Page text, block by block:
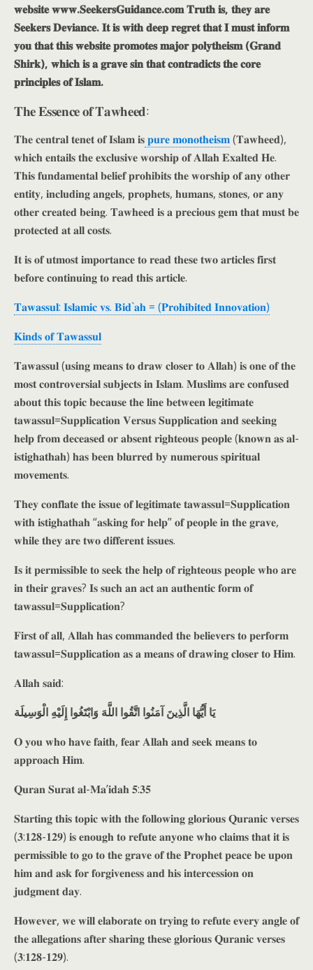
𝐰𝐞𝐛𝐬𝐢𝐭𝐞 𝐰𝐰𝐰.𝐒𝐞𝐞𝐤𝐞𝐫𝐬𝐆𝐮𝐢𝐝𝐚𝐧𝐜𝐞.𝐜𝐨𝐦 𝐓𝐫𝐮𝐭𝐡 𝐢𝐬, 𝐭𝐡𝐞𝐲 𝐚𝐫𝐞
𝐒𝐞𝐞𝐤𝐞𝐫𝐬 𝐃𝐞𝐯𝐢𝐚𝐧𝐜𝐞. 𝐈𝐭 𝐢𝐬 𝐰𝐢𝐭𝐡 𝐝𝐞𝐞𝐩 𝐫𝐞𝐠𝐫𝐞𝐭 𝐭𝐡𝐚𝐭 𝐈 𝐦𝐮𝐬𝐭 𝐢𝐧𝐟𝐨𝐫𝐦
𝐲𝐨𝐮 𝐭𝐡𝐚𝐭 𝐭𝐡𝐢𝐬 𝐰𝐞𝐛𝐬𝐢𝐭𝐞 𝐩𝐫𝐨𝐦𝐨𝐭𝐞𝐬 𝐦𝐚𝐣𝐨𝐫 𝐩𝐨𝐥𝐲𝐭𝐡𝐞𝐢𝐬𝐦 (𝐆𝐫𝐚𝐧𝐝
𝐒𝐡𝐢𝐫𝐤), 𝐰𝐡𝐢𝐜𝐡 𝐢𝐬 𝐚 𝐠𝐫𝐚𝐯𝐞 𝐬𝐢𝐧 𝐭𝐡𝐚𝐭 𝐜𝐨𝐧𝐭𝐫𝐚𝐝𝐢𝐜𝐭𝐬 𝐭𝐡𝐞 𝐜𝐨𝐫𝐞
𝐩𝐫𝐢𝐧𝐜𝐢𝐩𝐥𝐞𝐬 𝐨𝐟 𝐈𝐬𝐥𝐚𝐦.
𝐓𝐡𝐞 𝐄𝐬𝐬𝐞𝐧𝐜𝐞 𝐨𝐟 𝐓𝐚𝐰𝐡𝐞𝐞𝐝:
𝐓𝐡𝐞 𝐜𝐞𝐧𝐭𝐫𝐚𝐥 𝐭𝐞𝐧𝐞𝐭 𝐨𝐟 𝐈𝐬𝐥𝐚𝐦 𝐢𝐬𝐩𝐮𝐫𝐞 𝐦𝐨𝐧𝐨𝐭𝐡𝐞𝐢𝐬𝐦(𝐓𝐚𝐰𝐡𝐞𝐞𝐝),
𝐰𝐡𝐢𝐜𝐡 𝐞𝐧𝐭𝐚𝐢𝐥𝐬 𝐭𝐡𝐞 𝐞𝐱𝐜𝐥𝐮𝐬𝐢𝐯𝐞 𝐰𝐨𝐫𝐬𝐡𝐢𝐩 𝐨𝐟 𝐀𝐥𝐥𝐚𝐡 𝐄𝐱𝐚𝐥𝐭𝐞𝐝 𝐇𝐞.
𝐓𝐡𝐢𝐬 𝐟𝐮𝐧𝐝𝐚𝐦𝐞𝐧𝐭𝐚𝐥 𝐛𝐞𝐥𝐢𝐞𝐟 𝐩𝐫𝐨𝐡𝐢𝐛𝐢𝐭𝐬 𝐭𝐡𝐞 𝐰𝐨𝐫𝐬𝐡𝐢𝐩 𝐨𝐟 𝐚𝐧𝐲 𝐨𝐭𝐡𝐞𝐫
𝐞𝐧𝐭𝐢𝐭𝐲, 𝐢𝐧𝐜𝐥𝐮𝐝𝐢𝐧𝐠 𝐚𝐧𝐠𝐞𝐥𝐬, 𝐩𝐫𝐨𝐩𝐡𝐞𝐭𝐬, 𝐡𝐮𝐦𝐚𝐧𝐬, 𝐬𝐭𝐨𝐧𝐞𝐬, 𝐨𝐫 𝐚𝐧𝐲
𝐨𝐭𝐡𝐞𝐫 𝐜𝐫𝐞𝐚𝐭𝐞𝐝 𝐛𝐞𝐢𝐧𝐠. 𝐓𝐚𝐰𝐡𝐞𝐞𝐝 𝐢𝐬 𝐚 𝐩𝐫𝐞𝐜𝐢𝐨𝐮𝐬 𝐠𝐞𝐦 𝐭𝐡𝐚𝐭 𝐦𝐮𝐬𝐭 𝐛𝐞
𝐩𝐫𝐨𝐭𝐞𝐜𝐭𝐞𝐝 𝐚𝐭 𝐚𝐥𝐥 𝐜𝐨𝐬𝐭𝐬.
𝐈𝐭 𝐢𝐬 𝐨𝐟 𝐮𝐭𝐦𝐨𝐬𝐭 𝐢𝐦𝐩𝐨𝐫𝐭𝐚𝐧𝐜𝐞 𝐭𝐨 𝐫𝐞𝐚𝐝 𝐭𝐡𝐞𝐬𝐞 𝐭𝐰𝐨 𝐚𝐫𝐭𝐢𝐜𝐥𝐞𝐬 𝐟𝐢𝐫𝐬𝐭
𝐛𝐞𝐟𝐨𝐫𝐞 𝐜𝐨𝐧𝐭𝐢𝐧𝐮𝐢𝐧𝐠 𝐭𝐨 𝐫𝐞𝐚𝐝 𝐭𝐡𝐢𝐬 𝐚𝐫𝐭𝐢𝐜𝐥𝐞.
𝐓𝐚𝐰𝐚𝐬𝐬𝐮𝐥: 𝐈𝐬𝐥𝐚𝐦𝐢𝐜 𝐯𝐬. 𝐁𝐢𝐝`𝐚𝐡 = (𝐏𝐫𝐨𝐡𝐢𝐛𝐢𝐭𝐞𝐝 𝐈𝐧𝐧𝐨𝐯𝐚𝐭𝐢𝐨𝐧)
𝐊𝐢𝐧𝐝𝐬 𝐨𝐟 𝐓𝐚𝐰𝐚𝐬𝐬𝐮𝐥
𝐓𝐚𝐰𝐚𝐬𝐬𝐮𝐥 (𝐮𝐬𝐢𝐧𝐠 𝐦𝐞𝐚𝐧𝐬 𝐭𝐨 𝐝𝐫𝐚𝐰 𝐜𝐥𝐨𝐬𝐞𝐫 𝐭𝐨 𝐀𝐥𝐥𝐚𝐡) 𝐢𝐬 𝐨𝐧𝐞 𝐨𝐟 𝐭𝐡𝐞
𝐦𝐨𝐬𝐭 𝐜𝐨𝐧𝐭𝐫𝐨𝐯𝐞𝐫𝐬𝐢𝐚𝐥 𝐬𝐮𝐛𝐣𝐞𝐜𝐭𝐬 𝐢𝐧 𝐈𝐬𝐥𝐚𝐦. 𝐌𝐮𝐬𝐥𝐢𝐦𝐬 𝐚𝐫𝐞 𝐜𝐨𝐧𝐟𝐮𝐬𝐞𝐝
𝐚𝐛𝐨𝐮𝐭 𝐭𝐡𝐢𝐬 𝐭𝐨𝐩𝐢𝐜 𝐛𝐞𝐜𝐚𝐮𝐬𝐞 𝐭𝐡𝐞 𝐥𝐢𝐧𝐞 𝐛𝐞𝐭𝐰𝐞𝐞𝐧 𝐥𝐞𝐠𝐢𝐭𝐢𝐦𝐚𝐭𝐞
𝐭𝐚𝐰𝐚𝐬𝐬𝐮𝐥=𝐒𝐮𝐩𝐩𝐥𝐢𝐜𝐚𝐭𝐢𝐨𝐧 𝐕𝐞𝐫𝐬𝐮𝐬 𝐒𝐮𝐩𝐩𝐥𝐢𝐜𝐚𝐭𝐢𝐨𝐧 𝐚𝐧𝐝 𝐬𝐞𝐞𝐤𝐢𝐧𝐠
𝐡𝐞𝐥𝐩 𝐟𝐫𝐨𝐦 𝐝𝐞𝐜𝐞𝐚𝐬𝐞𝐝 𝐨𝐫 𝐚𝐛𝐬𝐞𝐧𝐭 𝐫𝐢𝐠𝐡𝐭𝐞𝐨𝐮𝐬 𝐩𝐞𝐨𝐩𝐥𝐞 (𝐤𝐧𝐨𝐰𝐧 𝐚𝐬 𝐚𝐥-
𝐢𝐬𝐭𝐢𝐠𝐡𝐚𝐭𝐡𝐚𝐡) 𝐡𝐚𝐬 𝐛𝐞𝐞𝐧 𝐛𝐥𝐮𝐫𝐫𝐞𝐝 𝐛𝐲 𝐧𝐮𝐦𝐞𝐫𝐨𝐮𝐬 𝐬𝐩𝐢𝐫𝐢𝐭𝐮𝐚𝐥
𝐦𝐨𝐯𝐞𝐦𝐞𝐧𝐭𝐬.
𝐓𝐡𝐞𝐲 𝐜𝐨𝐧𝐟𝐥𝐚𝐭𝐞 𝐭𝐡𝐞 𝐢𝐬𝐬𝐮𝐞 𝐨𝐟 𝐥𝐞𝐠𝐢𝐭𝐢𝐦𝐚𝐭𝐞 𝐭𝐚𝐰𝐚𝐬𝐬𝐮𝐥=𝐒𝐮𝐩𝐩𝐥𝐢𝐜𝐚𝐭𝐢𝐨𝐧
𝐰𝐢𝐭𝐡 𝐢𝐬𝐭𝐢𝐠𝐡𝐚𝐭𝐡𝐚𝐡 “𝐚𝐬𝐤𝐢𝐧𝐠 𝐟𝐨𝐫 𝐡𝐞𝐥𝐩” 𝐨𝐟 𝐩𝐞𝐨𝐩𝐥𝐞 𝐢𝐧 𝐭𝐡𝐞 𝐠𝐫𝐚𝐯𝐞,
𝐰𝐡𝐢𝐥𝐞 𝐭𝐡𝐞𝐲 𝐚𝐫𝐞 𝐭𝐰𝐨 𝐝𝐢𝐟𝐟𝐞𝐫𝐞𝐧𝐭 𝐢𝐬𝐬𝐮𝐞𝐬.
𝐈𝐬 𝐢𝐭 𝐩𝐞𝐫𝐦𝐢𝐬𝐬𝐢𝐛𝐥𝐞 𝐭𝐨 𝐬𝐞𝐞𝐤 𝐭𝐡𝐞 𝐡𝐞𝐥𝐩 𝐨𝐟 𝐫𝐢𝐠𝐡𝐭𝐞𝐨𝐮𝐬 𝐩𝐞𝐨𝐩𝐥𝐞 𝐰𝐡𝐨 𝐚𝐫𝐞
𝐢𝐧 𝐭𝐡𝐞𝐢𝐫 𝐠𝐫𝐚𝐯𝐞𝐬? 𝐈𝐬 𝐬𝐮𝐜𝐡 𝐚𝐧 𝐚𝐜𝐭 𝐚𝐧 𝐚𝐮𝐭𝐡𝐞𝐧𝐭𝐢𝐜 𝐟𝐨𝐫𝐦 𝐨𝐟
𝐭𝐚𝐰𝐚𝐬𝐬𝐮𝐥=𝐒𝐮𝐩𝐩𝐥𝐢𝐜𝐚𝐭𝐢𝐨𝐧?
𝐅𝐢𝐫𝐬𝐭 𝐨𝐟 𝐚𝐥𝐥, 𝐀𝐥𝐥𝐚𝐡 𝐡𝐚𝐬 𝐜𝐨𝐦𝐦𝐚𝐧𝐝𝐞𝐝 𝐭𝐡𝐞 𝐛𝐞𝐥𝐢𝐞𝐯𝐞𝐫𝐬 𝐭𝐨 𝐩𝐞𝐫𝐟𝐨𝐫𝐦
𝐭𝐚𝐰𝐚𝐬𝐬𝐮𝐥=𝐒𝐮𝐩𝐩𝐥𝐢𝐜𝐚𝐭𝐢𝐨𝐧 𝐚𝐬 𝐚 𝐦𝐞𝐚𝐧𝐬 𝐨𝐟 𝐝𝐫𝐚𝐰𝐢𝐧𝐠 𝐜𝐥𝐨𝐬𝐞𝐫 𝐭𝐨 𝐇𝐢𝐦.
𝐀𝐥𝐥𝐚𝐡 𝐬𝐚𝐢𝐝:
يَا أَيُّهَا الَّذِينَ آمَنُوا اتَّقُوا اللَّهَ وَابْتَغُوا إِلَيْهِ الْوَسِيلَة
𝐎 𝐲𝐨𝐮 𝐰𝐡𝐨 𝐡𝐚𝐯𝐞 𝐟𝐚𝐢𝐭𝐡, 𝐟𝐞𝐚𝐫 𝐀𝐥𝐥𝐚𝐡 𝐚𝐧𝐝 𝐬𝐞𝐞𝐤 𝐦𝐞𝐚𝐧𝐬 𝐭𝐨
𝐚𝐩𝐩𝐫𝐨𝐚𝐜𝐡 𝐇𝐢𝐦.
𝐐𝐮𝐫𝐚𝐧 𝐒𝐮𝐫𝐚𝐭 𝐚𝐥-𝐌𝐚’𝐢𝐝𝐚𝐡 𝟓:𝟑𝟓
𝐒𝐭𝐚𝐫𝐭𝐢𝐧𝐠 𝐭𝐡𝐢𝐬 𝐭𝐨𝐩𝐢𝐜 𝐰𝐢𝐭𝐡 𝐭𝐡𝐞 𝐟𝐨𝐥𝐥𝐨𝐰𝐢𝐧𝐠 𝐠𝐥𝐨𝐫𝐢𝐨𝐮𝐬 𝐐𝐮𝐫𝐚𝐧𝐢𝐜 𝐯𝐞𝐫𝐬𝐞𝐬
(𝟑:𝟏𝟐𝟖-𝟏𝟐𝟗) 𝐢𝐬 𝐞𝐧𝐨𝐮𝐠𝐡 𝐭𝐨 𝐫𝐞𝐟𝐮𝐭𝐞 𝐚𝐧𝐲𝐨𝐧𝐞 𝐰𝐡𝐨 𝐜𝐥𝐚𝐢𝐦𝐬 𝐭𝐡𝐚𝐭 𝐢𝐭 𝐢𝐬
𝐩𝐞𝐫𝐦𝐢𝐬𝐬𝐢𝐛𝐥𝐞 𝐭𝐨 𝐠𝐨 𝐭𝐨 𝐭𝐡𝐞 𝐠𝐫𝐚𝐯𝐞 𝐨𝐟 𝐭𝐡𝐞 𝐏𝐫𝐨𝐩𝐡𝐞𝐭 𝐩𝐞𝐚𝐜𝐞 𝐛𝐞 𝐮𝐩𝐨𝐧
𝐡𝐢𝐦 𝐚𝐧𝐝 𝐚𝐬𝐤 𝐟𝐨𝐫 𝐟𝐨𝐫𝐠𝐢𝐯𝐞𝐧𝐞𝐬𝐬 𝐚𝐧𝐝 𝐡𝐢𝐬 𝐢𝐧𝐭𝐞𝐫𝐜𝐞𝐬𝐬𝐢𝐨𝐧 𝐨𝐧
𝐣𝐮𝐝𝐠𝐦𝐞𝐧𝐭 𝐝𝐚𝐲.
𝐇𝐨𝐰𝐞𝐯𝐞𝐫, 𝐰𝐞 𝐰𝐢𝐥𝐥 𝐞𝐥𝐚𝐛𝐨𝐫𝐚𝐭𝐞 𝐨𝐧 𝐭𝐫𝐲𝐢𝐧𝐠 𝐭𝐨 𝐫𝐞𝐟𝐮𝐭𝐞 𝐞𝐯𝐞𝐫𝐲 𝐚𝐧𝐠𝐥𝐞 𝐨𝐟
𝐭𝐡𝐞 𝐚𝐥𝐥𝐞𝐠𝐚𝐭𝐢𝐨𝐧𝐬 𝐚𝐟𝐭𝐞𝐫 𝐬𝐡𝐚𝐫𝐢𝐧𝐠 𝐭𝐡𝐞𝐬𝐞 𝐠𝐥𝐨𝐫𝐢𝐨𝐮𝐬 𝐐𝐮𝐫𝐚𝐧𝐢𝐜 𝐯𝐞𝐫𝐬𝐞𝐬
(𝟑:𝟏𝟐𝟖-𝟏𝟐𝟗).